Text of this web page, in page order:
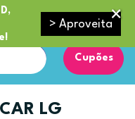
> Aproveita
Cupões
LG